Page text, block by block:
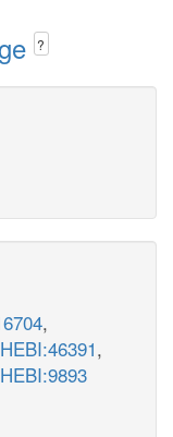
?
,
,